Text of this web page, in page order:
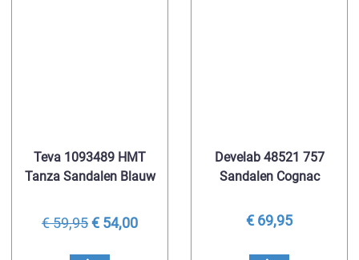
Teva 1093489 HMT
Tanza Sandalen Blauw
€ 59,95€ 54,00
Develab 48521 757
Sandalen Cognac
€ 69,95